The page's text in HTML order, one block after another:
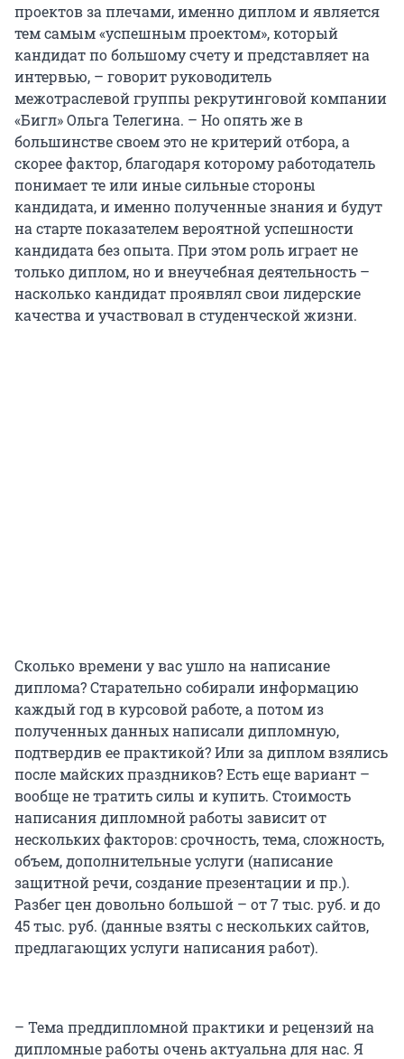
проектов за плечами, именно диплом и является
тем самым «успешным проектом», который
кандидат по большому счету и представляет на
интервью, – говорит руководитель
межотраслевой группы рекрутинговой компании
«Бигл» Ольга Телегина. – Но опять же в
большинстве своем это не критерий отбора, а
скорее фактор, благодаря которому работодатель
понимает те или иные сильные стороны
кандидата, и именно полученные знания и будут
на старте показателем вероятной успешности
кандидата без опыта. При этом роль играет не
только диплом, но и внеучебная деятельность –
насколько кандидат проявлял свои лидерские
качества и участвовал в студенческой жизни.
Сколько времени у вас ушло на написание
диплома? Старательно собирали информацию
каждый год в курсовой работе, а потом из
полученных данных написали дипломную,
подтвердив ее практикой? Или за диплом взялись
после майских праздников? Есть еще вариант –
вообще не тратить силы и купить. Стоимость
написания дипломной работы зависит от
нескольких факторов: срочность, тема, сложность,
объем, дополнительные услуги (написание
защитной речи, создание презентации и пр.).
Разбег цен довольно большой – от 7 тыс. руб. и до
45 тыс. руб. (данные взяты с нескольких сайтов,
предлагающих услуги написания работ).
– Тема преддипломной практики и рецензий на
дипломные работы очень актуальна для нас. Я